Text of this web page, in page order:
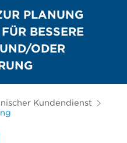
PLANUNG
BESSERE E
ODER K
Kundendienst